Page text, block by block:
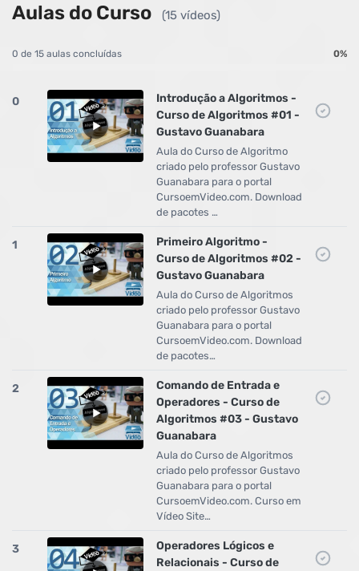
Aulas do Curso (15 vídeos)
0 de 15 aulas concluídas 0%
0
Introdução a Algoritmos -
Curso de Algoritmos #01 -
Gustavo Guanabara
Aula do Curso de Algoritmo
criado pelo professor Gustavo
Guanabara para o portal
CursoemVideo.com. Download
de pacotes …
1
Primeiro Algoritmo -
Curso de Algoritmos #02 -
Gustavo Guanabara
Aula do Curso de Algoritmos
criado pelo professor Gustavo
Guanabara para o portal
CursoemVideo.com. Download
de pacotes…
2
Comando de Entrada e
Operadores - Curso de
Algoritmos #03 - Gustavo
Guanabara
Aula do Curso de Algoritmos
criado pelo professor Gustavo
Guanabara para o portal
CursoemVideo.com. Curso em
Vídeo Site…
3
Operadores Lógicos e
Relacionais - Curso de